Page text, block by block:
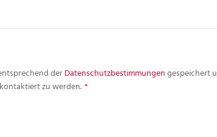
derDatenschutzbestimmungengespeichert
zu werden. *